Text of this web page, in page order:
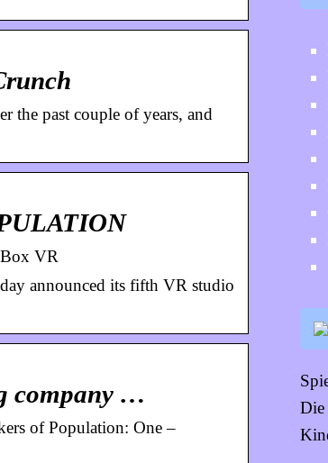
the past couple of years, and
VR
announced its fifth VR studio
company …
of Population: One –